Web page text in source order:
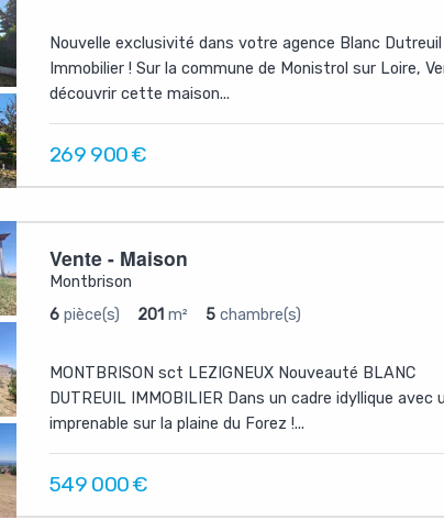
Nouvelle exclusivité dans votre agence Blanc Dutreuil
Immobilier ! Sur la commune de Monistrol sur Loire,
découvrir cette maison...
269 900€
Vente - Maison
Montbrison
6 pièce(s) 201 m² 5 chambre(s)
MONTBRISON sct LEZIGNEUX Nouveauté BLANC
DUTREUIL IMMOBILIER Dans un cadre idyllique avec
imprenable sur la plaine du Forez !...
549 000€